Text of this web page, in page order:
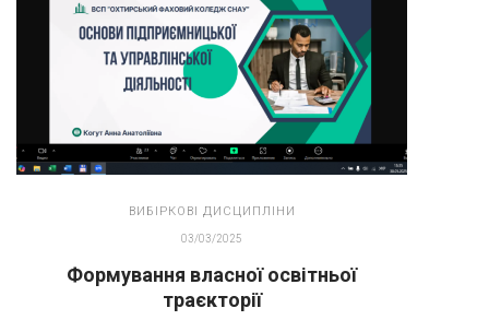
ВИБІРКОВІ ДИСЦИПЛІНИ
03/03/2025
Формування власної освітньої
траєкторії